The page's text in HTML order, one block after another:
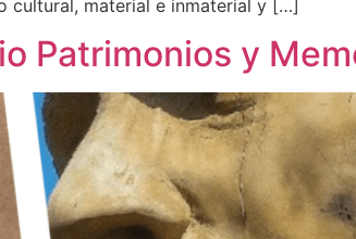
cultural, material e inmaterial y […]
Patrimonios y